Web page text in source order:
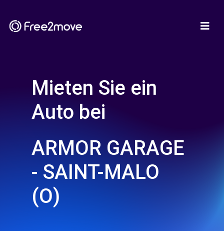
Mieten Sie ein
Auto bei
ARMOR GARAGE
- SAINT-MALO
(O)